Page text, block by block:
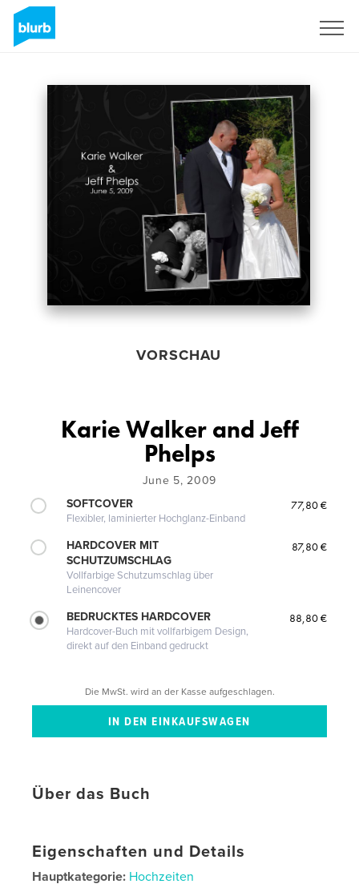
VORSCHAU
Karie Walker and Jeff
Phelps
June 5, 2009
SOFTCOVER
Flexibler, laminierter Hochglanz-Einband
77,80 €
HARDCOVER MIT
SCHUTZUMSCHLAG
Vollfarbige Schutzumschlag über
Leinencover
87,80 €
BEDRUCKTES HARDCOVER
Hardcover-Buch mit vollfarbigem Design,
direkt auf den Einband gedruckt
88,80 €
Die MwSt. wird an der Kasse aufgeschlagen.
Über das Buch
Eigenschaften und Details
Hauptkategorie: Hochzeiten